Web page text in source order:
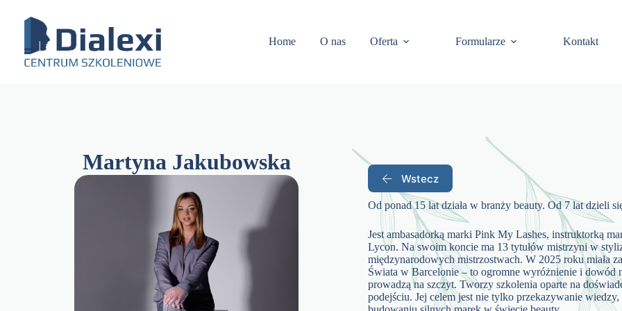
Home
O nas Oferta Formularze Kontakt
Martyna Jakubowska
Wstecz
Od ponad 15 lat działa w branży beauty. Od 7 lat dzieli
Jest ambasadorką marki Pink My Lashes, instruktorką
Lycon. Na swoim koncie ma 13 tytułów mistrzyni w
międzynarodowych mistrzostwach. W 2025 roku miała
Świata w Barcelonie – to ogromne wyróżnienie i dowód
prowadzą na szczyt. Tworzy szkolenia oparte na
podejściu. Jej celem jest nie tylko przekazywanie